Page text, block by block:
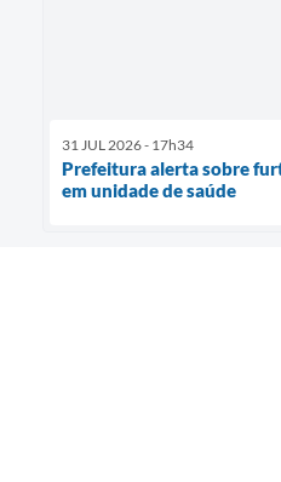
31 JUL 2026 - 17h34
Prefeitura alerta sobre
em unidade de saúde